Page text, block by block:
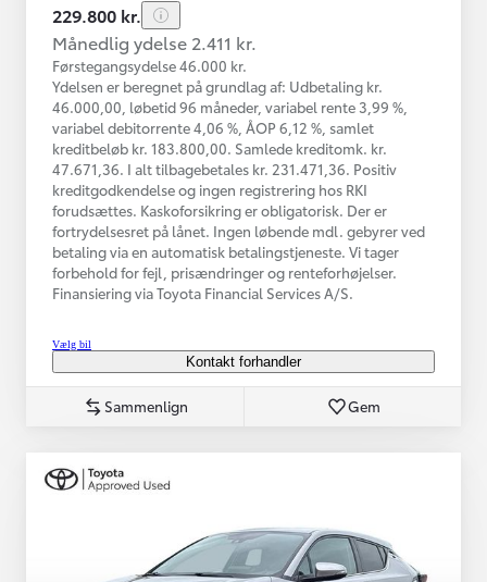
229.800 kr.
Månedlig ydelse 2.411 kr.
Førstegangsydelse 46.000 kr.
Ydelsen er beregnet på grundlag af: Udbetaling kr.
46.000,00, løbetid 96 måneder, variabel rente 3,99 %,
variabel debitorrente 4,06 %, ÅOP 6,12 %, samlet
kreditbeløb kr. 183.800,00. Samlede kreditomk. kr.
47.671,36. I alt tilbagebetales kr. 231.471,36. Positiv
kreditgodkendelse og ingen registrering hos RKI
forudsættes. Kaskoforsikring er obligatorisk. Der er
fortrydelsesret på lånet. Ingen løbende mdl. gebyrer ved
betaling via en automatisk betalingstjeneste. Vi tager
forbehold for fejl, prisændringer og renteforhøjelser.
Finansiering via Toyota Financial Services A/S.
Vælg bil
Kontakt forhandler
Sammenlign Gem